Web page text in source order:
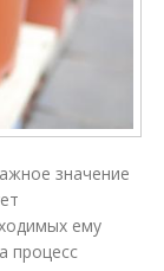
значение
ему
процесс